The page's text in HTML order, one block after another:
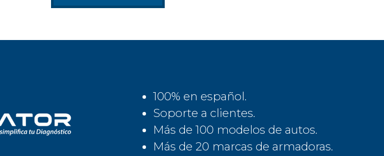
100% en español.
Soporte a clientes.
Más de 100 modelos de autos.
Más de 20 marcas de armadoras.